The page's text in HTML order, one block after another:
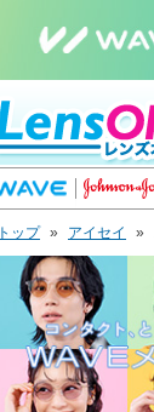
トップ » アイセイ »